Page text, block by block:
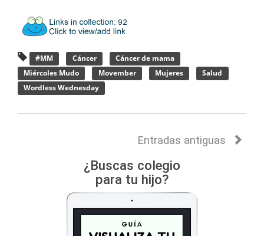
#MM Cáncer
Cáncer de mama
Miércoles Mudo
Movember Mujeres
Salud
Wordless Wednesday
Entradas antiguas
¿Buscas colegio
para tu hijo?